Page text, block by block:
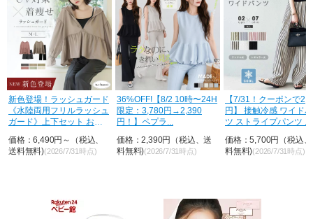
新色登場！ラッシュガード
《水陸両用フリルラッシュ
ガード》上下セット おし
価格：6,490円～（税込、
送料無料)(2026/7/31時点)
36%OFF!【8/2 10時〜24H
限定：3,780円→2,390
円！】ペプラ...
価格：2,390円（税込、送
料無料)(2026/7/31時点)
【7/31！クーポンで
円】 接触冷感 ワイド
ツ ストライプパンツ ...
価格：5,700円（税込
料無料)(2026/7/31時点)